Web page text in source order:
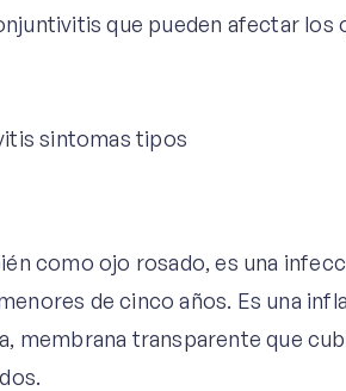
que pueden afectar los
como ojo rosado, es una
de cinco años. Es una
membrana transparente que